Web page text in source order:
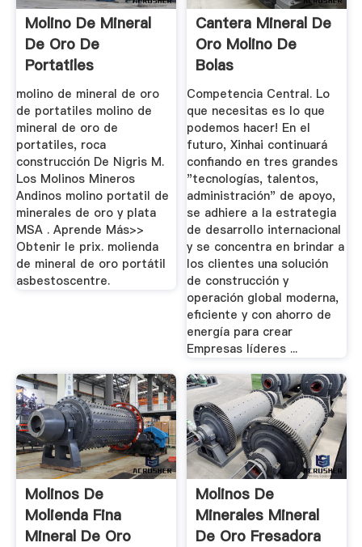
Molino De Mineral
De Oro De
Portatiles
molino de mineral de oro
de portatiles molino de
mineral de oro de
portatiles, roca
construcción De Nigris M.
Los Molinos Mineros
Andinos molino portatil de
minerales de oro y plata
MSA . Aprende Más>>
Obtenir le prix. molienda
de mineral de oro portátil
asbestoscentre.
Cantera Mineral De
Oro Molino De
Bolas
Competencia Central. Lo
que necesitas es lo que
podemos hacer! En el
futuro, Xinhai continuará
confiando en tres grandes
"tecnologías, talentos,
administración" de apoyo,
se adhiere a la estrategia
de desarrollo internacional
y se concentra en brindar a
los clientes una solución
de construcción y
operación global moderna,
eficiente y con ahorro de
energía para crear
Empresas líderes ...
Molinos De
Molienda Fina
Mineral De Oro
Molinos De
Minerales Mineral
De Oro Fresadora